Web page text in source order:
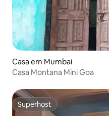
Casa em Mumbai
Casa Montana Mini Goa
Superhost
Superhost